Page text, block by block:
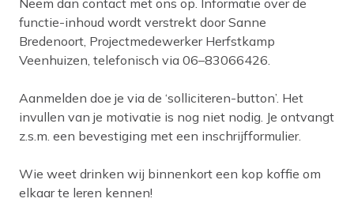
functie-inhoud wordt verstrekt door Sanne
Bredenoort, Projectmedewerker Herfstkamp
Veenhuizen, telefonisch via 06–83066426.
Aanmelden doe je via de ‘solliciteren-button’. Het
invullen van je motivatie is nog niet nodig. Je ontvangt
z.s.m. een bevestiging met een inschrijfformulier.
Wie weet drinken wij binnenkort een kop koffie om
elkaar te leren kennen!